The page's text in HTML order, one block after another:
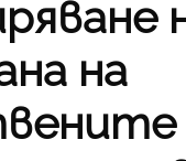
на